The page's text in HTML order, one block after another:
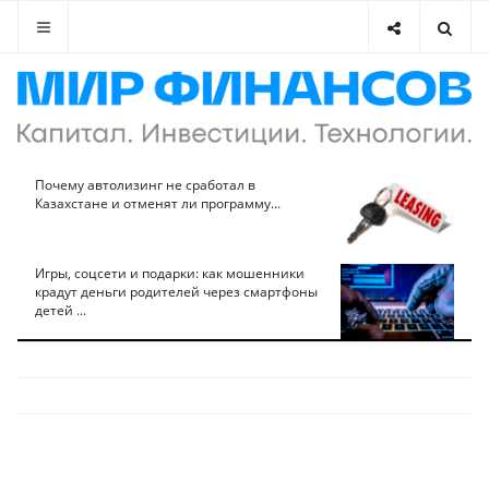
Почему автолизинг не сработал в
Казахстане и отменят ли программу...
Игры, соцсети и подарки: как мошенники
крадут деньги родителей через смартфоны
детей ...